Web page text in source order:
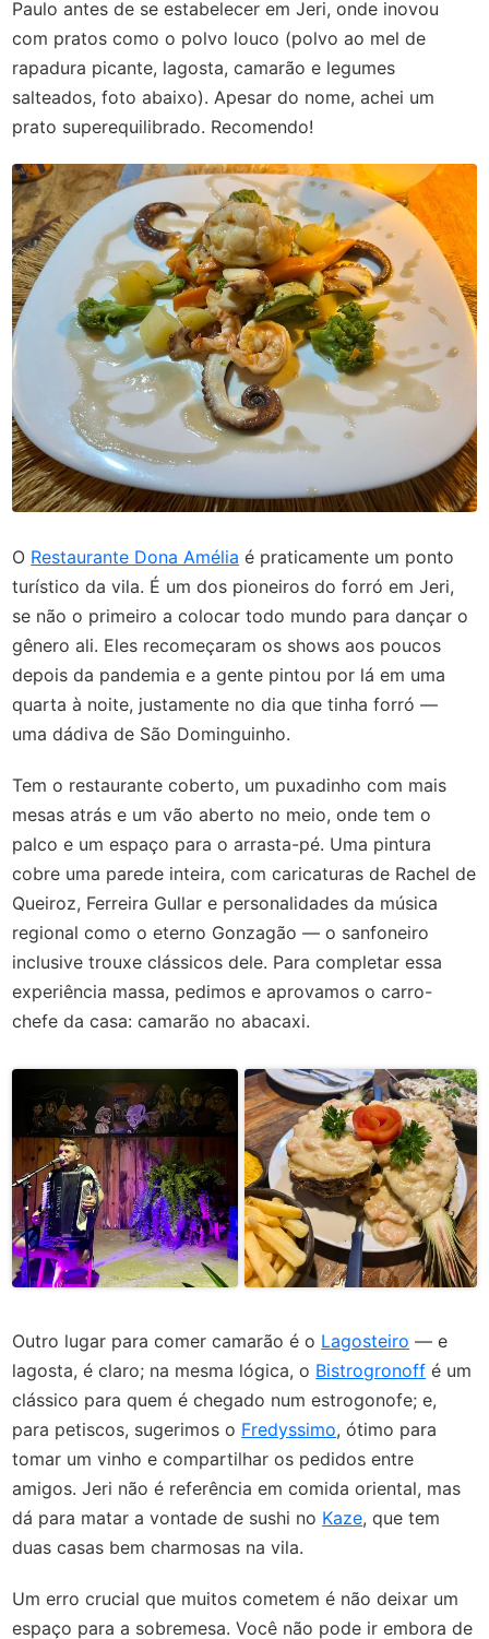
Paulo antes de se estabelecer em Jeri, onde inovou
com pratos como o polvo louco (polvo ao mel de
rapadura picante, lagosta, camarão e legumes
salteados, foto abaixo). Apesar do nome, achei um
prato superequilibrado. Recomendo!
O Restaurante Dona Amélia é praticamente um ponto
turístico da vila. É um dos pioneiros do forró em Jeri,
se não o primeiro a colocar todo mundo para dançar o
gênero ali. Eles recomeçaram os shows aos poucos
depois da pandemia e a gente pintou por lá em uma
quarta à noite, justamente no dia que tinha forró —
uma dádiva de São Dominguinho.
Tem o restaurante coberto, um puxadinho com mais
mesas atrás e um vão aberto no meio, onde tem o
palco e um espaço para o arrasta-pé. Uma pintura
cobre uma parede inteira, com caricaturas de Rachel de
Queiroz, Ferreira Gullar e personalidades da música
regional como o eterno Gonzagão — o sanfoneiro
inclusive trouxe clássicos dele. Para completar essa
experiência massa, pedimos e aprovamos o carro-
chefe da casa: camarão no abacaxi.
Outro lugar para comer camarão é o Lagosteiro — e
lagosta, é claro; na mesma lógica, o Bistrogronoff é um
clássico para quem é chegado num estrogonofe; e,
para petiscos, sugerimos o Fredyssimo, ótimo para
tomar um vinho e compartilhar os pedidos entre
amigos. Jeri não é referência em comida oriental, mas
dá para matar a vontade de sushi no Kaze, que tem
duas casas bem charmosas na vila.
Um erro crucial que muitos cometem é não deixar um
espaço para a sobremesa. Você não pode ir embora de